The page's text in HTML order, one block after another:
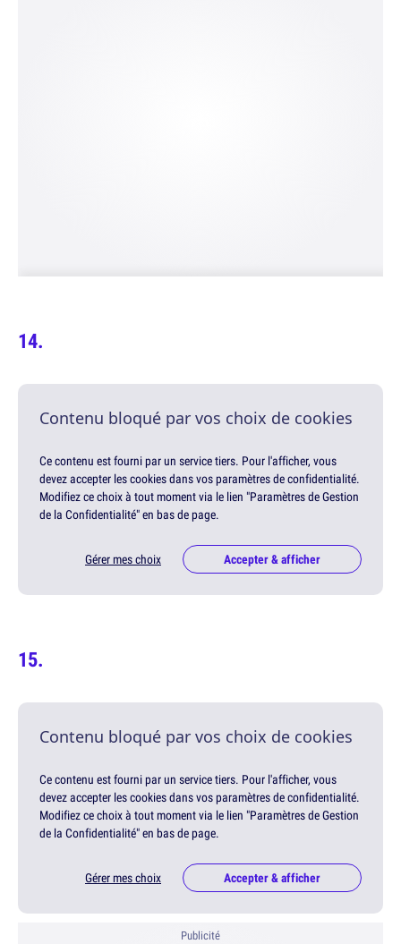
Contenu bloqué par vos choix de cookies
Ce contenu est fourni par un service tiers. Pour l'afficher, vous
devez accepter les cookies dans vos paramètres de confidentialité.
Modifiez ce choix à tout moment via le lien "Paramètres de Gestion
de la Confidentialité" en bas de page.
Gérer mes choix Accepter & afficher
Contenu bloqué par vos choix de cookies
Ce contenu est fourni par un service tiers. Pour l'afficher, vous
devez accepter les cookies dans vos paramètres de confidentialité.
Modifiez ce choix à tout moment via le lien "Paramètres de Gestion
de la Confidentialité" en bas de page.
Gérer mes choix Accepter & afficher
Publicité